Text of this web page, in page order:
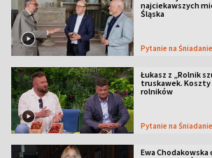
najciekawszych
Śląska
Pytanie na Śniadanie
Łukasz z „Rolnik
truskawek. Koszty
rolników
Pytanie na Śniadanie
Ewa